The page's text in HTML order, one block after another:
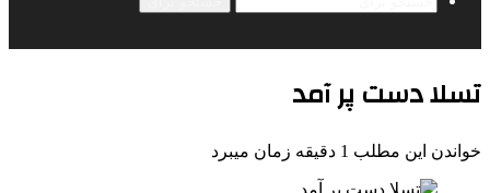
تسلا دست پر آمد
خواندن این مطلب 1 دقیقه زمان میبرد